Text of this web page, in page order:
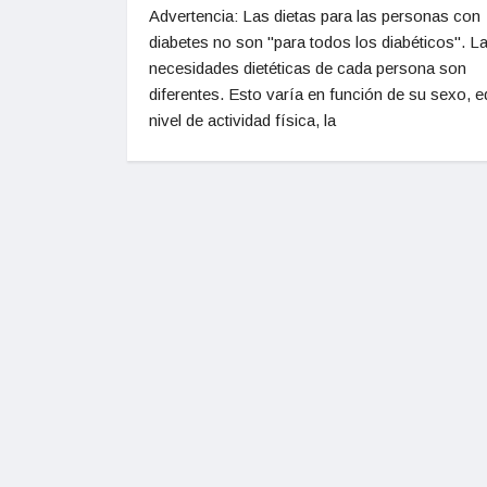
Advertencia: Las dietas para las personas con
diabetes no son "para todos los diabéticos".
necesidades dietéticas de cada persona son
diferentes. Esto varía en función de su sexo,
nivel de actividad física, la